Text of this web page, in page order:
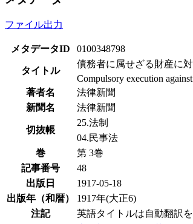
ファイル出力
メタデータID 0100348798
タイトル
債務者に属せざる財産に
Compulsory execution
著者名
法律新聞
新聞名
法律新聞
切抜帳
25.法制
04.民事法
巻
第 3巻
記事番号
48
出版日
1917-05-18
出版年（和暦）
1917年(大正6)
注記
英語タイトルは自動翻訳